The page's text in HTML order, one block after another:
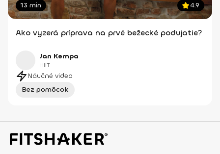
13 min 4.9
Ako vyzerá príprava na prvé bežecké podujatie?
Jan Kempa
HIIT
Náučné video
Bez pomôcok